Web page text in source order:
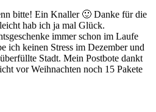
bitte! Ein Knaller 🙂 Danke für die
hab ich ja mal Glück.
immer schon im Laufe
ich keinen Stress im Dezember und
Stadt. Mein Postbote dankt
vor Weihnachten noch 15 Pakete